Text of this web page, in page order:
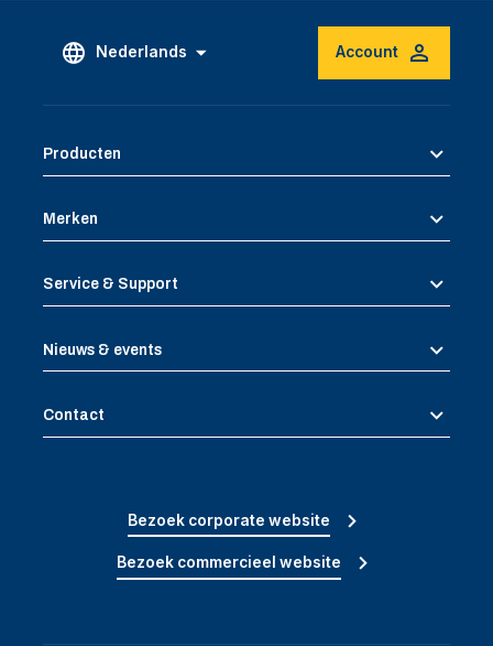
Nederlands Account
Producten
Merken
Service & Support
Nieuws & events
Contact
Bezoek corporate website
Bezoek commercieel website